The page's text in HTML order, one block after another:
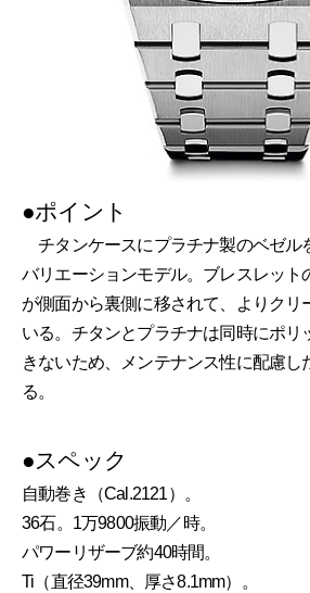
●ポイント
チタンケースにプラチナ製のベゼル
バリエーションモデル。ブレスレット
が側面から裏側に移されて、よりクリ
いる。チタンとプラチナは同時にポリ
きないため、メンテナンス性に配慮し
る。
●スペック
自動巻き（Cal.2121）。
36石。1万9800振動／時。
パワーリザーブ約40時間。
Ti（直径39mm、厚さ8.1mm）。